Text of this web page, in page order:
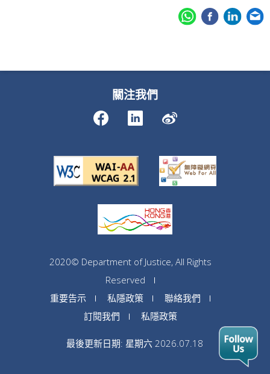
關注我們
2020© Department of Justice, All Rights
Reserved
重要告示
私隱政策
聯絡我們
訂閱我們
私隱政策
最後更新日期: 星期六 2026.07.18